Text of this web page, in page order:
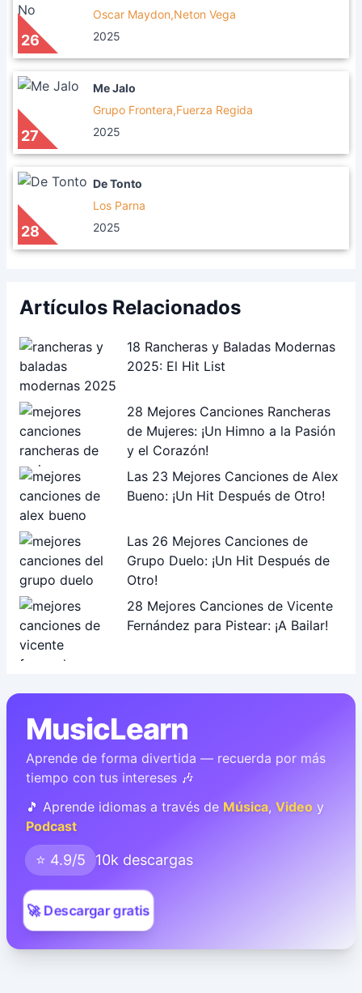
26
Oscar Maydon,Neton Vega
2025
27
Me Jalo
Grupo Frontera,Fuerza Regida
2025
28
De Tonto
Los Parna
2025
Artículos Relacionados
18 Rancheras y Baladas Modernas
2025: El Hit List
28 Mejores Canciones Rancheras
de Mujeres: ¡Un Himno a la Pasión
y el Corazón!
Las 23 Mejores Canciones de Alex
Bueno: ¡Un Hit Después de Otro!
Las 26 Mejores Canciones de
Grupo Duelo: ¡Un Hit Después de
Otro!
28 Mejores Canciones de Vicente
Fernández para Pistear: ¡A Bailar!
MusicLearn
Aprende de forma divertida — recuerda por más
tiempo con tus intereses 🎶
🎵 Aprende idiomas a través de Música, Video y
Podcast
⭐ 4.9/5 10k descargas
🚀 Descargar gratis